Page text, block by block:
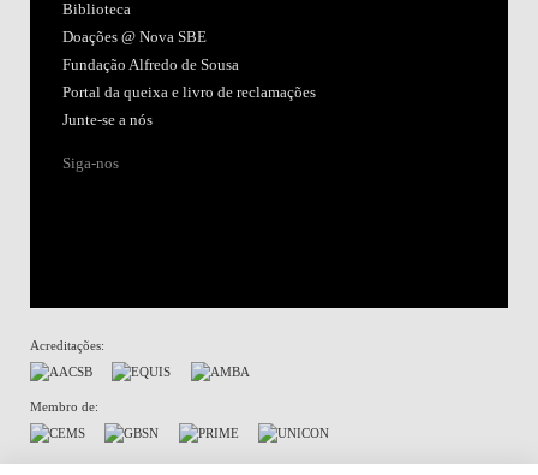
Biblioteca
Doações @ Nova SBE
Fundação Alfredo de Sousa
Portal da queixa e livro de reclamações
Junte-se a nós
Siga-nos
Acreditações:
Membro de:
Termos de Uso & Declaração de Privacidade